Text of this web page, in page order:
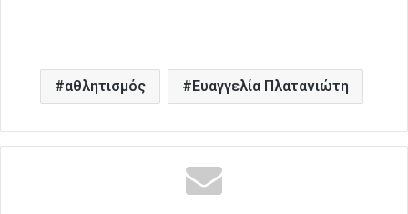
αθλητισμός Ευαγγελία Πλατανιώτη